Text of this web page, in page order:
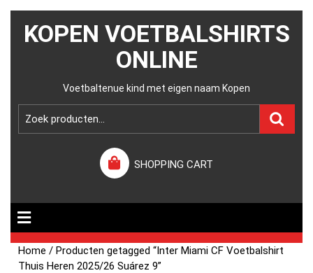
KOPEN VOETBALSHIRTS
ONLINE
Voetbaltenue kind met eigen naam Kopen
SHOPPING CART
Home / Producten getagged “Inter Miami CF Voetbalshirt
Thuis Heren 2025/26 Suárez 9”